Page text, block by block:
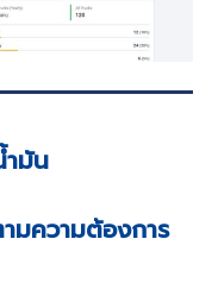
มัน
มความต้องการ